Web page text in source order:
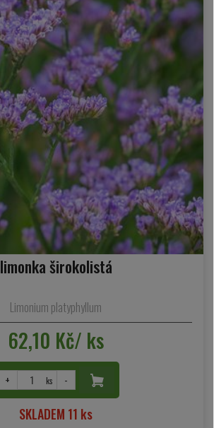
limonka širokolistá
Limonium platyphyllum
62,10 Kč/ ks
+ ks -
SKLADEM 11 ks